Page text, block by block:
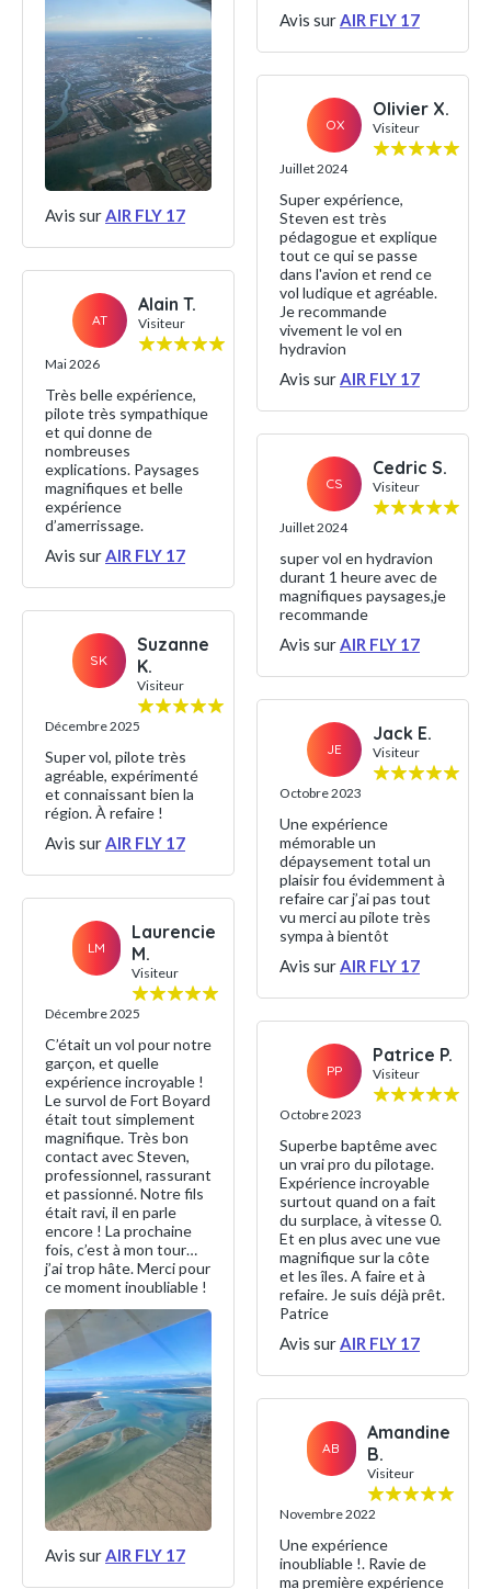
Avis sur AIR FLY 17
AT
Alain T.
Visiteur
Mai 2026
Très belle expérience,
pilote très sympathique
et qui donne de
nombreuses
explications. Paysages
magnifiques et belle
expérience
d’amerrissage.
Avis sur AIR FLY 17
SK
Suzanne
K.
Visiteur
Décembre 2025
Super vol, pilote très
agréable, expérimenté
et connaissant bien la
région. À refaire !
Avis sur AIR FLY 17
LM
Laurencie
M.
Visiteur
Décembre 2025
C’était un vol pour notre
garçon, et quelle
expérience incroyable !
Le survol de Fort Boyard
était tout simplement
magnifique. Très bon
contact avec Steven,
professionnel, rassurant
et passionné. Notre fils
était ravi, il en parle
encore ! La prochaine
fois, c’est à mon tour…
j’ai trop hâte. Merci pour
ce moment inoubliable !
Avis surAIR FLY 17
Avis surAIR FLY 17
OX
Olivier X.
Visiteur
Juillet 2024
Super expérience,
Steven est très
pédagogue et explique
tout ce qui se passe
dans l'avion et rend ce
vol ludique et agréable.
Je recommande
vivement le vol en
hydravion
Avis surAIR FLY 17
CS
Cedric S.
Visiteur
Juillet 2024
super vol en hydravion
durant 1 heure avec de
magnifiques paysages,je
recommande
Avis surAIR FLY 17
JE
Jack E.
Visiteur
Octobre 2023
Une expérience
mémorable un
dépaysement total un
plaisir fou évidemment à
refaire car j’ai pas tout
vu merci au pilote très
sympa à bientôt
Avis surAIR FLY 17
PP
Patrice P.
Visiteur
Octobre 2023
Superbe baptême avec
un vrai pro du pilotage.
Expérience incroyable
surtout quand on a fait
du surplace, à vitesse 0.
Et en plus avec une vue
magnifique sur la côte
et les îles. A faire et à
refaire. Je suis déjà prêt.
Patrice
Avis surAIR FLY 17
AB
Amandine
B.
Visiteur
Novembre 2022
Une expérience
inoubliable !. Ravie de
ma première expérience